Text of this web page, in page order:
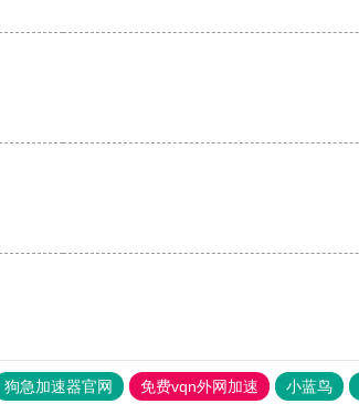
狗急加速器官网 免费vqn外网加速 小蓝鸟